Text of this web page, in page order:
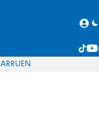
EN
RU
AR